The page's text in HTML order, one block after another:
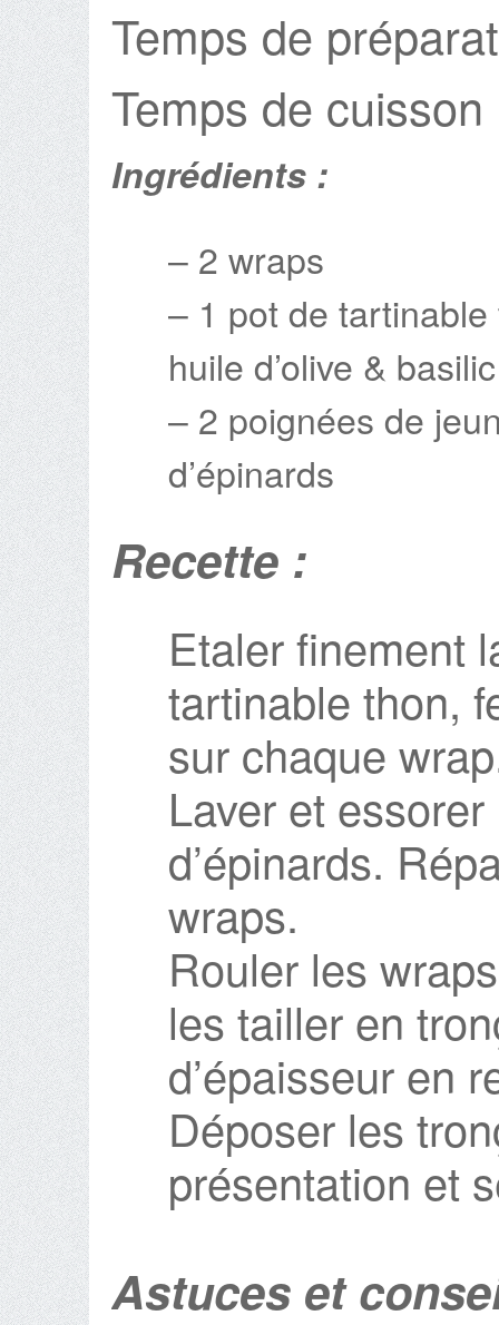
Temps de
Temps de
Ingrédients :
– 2 wraps
– 1 pot de
huile d’olive &
– 2 poignées de
d’épinards
Recette :
Etaler finement
tartinable thon,
sur chaque
Laver et
d’épinards.
wraps.
Rouler les
les tailler en
d’épaisseur en
Déposer les
présentation et
Astuces et